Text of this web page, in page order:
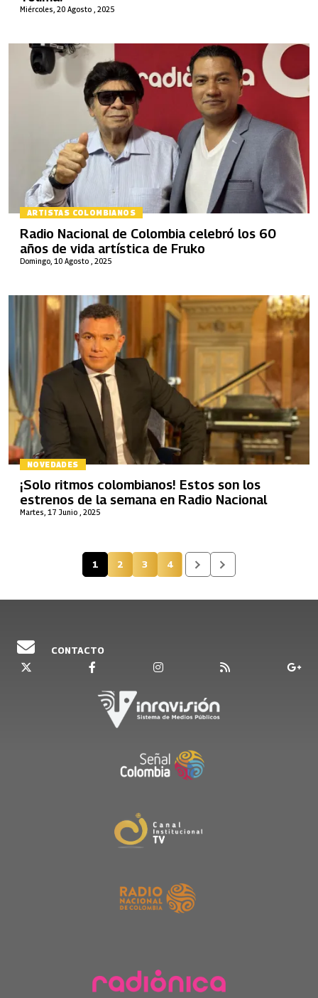
Miércoles, 20 Agosto , 2025
ARTISTAS COLOMBIANOS
Domingo, 10 Agosto , 2025
Radio Nacional de Colombia celebró los 60
años de vida artística de Fruko
NOVEDADES
Martes, 17 Junio , 2025
¡Solo ritmos colombianos! Estos son los
estrenos de la semana en Radio Nacional
Página actual
1 Página
2 Página
3 Página
4
CONTACTO